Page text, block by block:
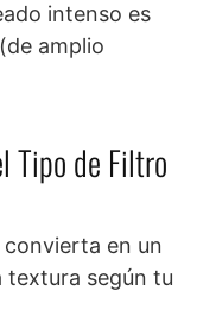
intenso es
amplio
Tipo de Filtro
en un
textura según tu